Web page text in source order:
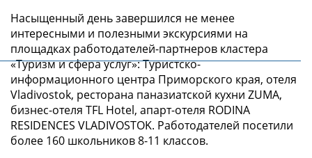
Насыщенный день завершился не менее
интересными и полезными экскурсиями на
площадках работодателей-партнеров кластера
«Туризм и сфера услуг»: Туристско-
информационного центра Приморского края, отеля
Vladivostok, ресторана паназиатской кухни ZUMA,
бизнес-отеля TFL Hotel, апарт-отеля RODINA
RESIDENCES VLADIVOSTOK. Работодателей посетили
более 160 школьников 8-11 классов.